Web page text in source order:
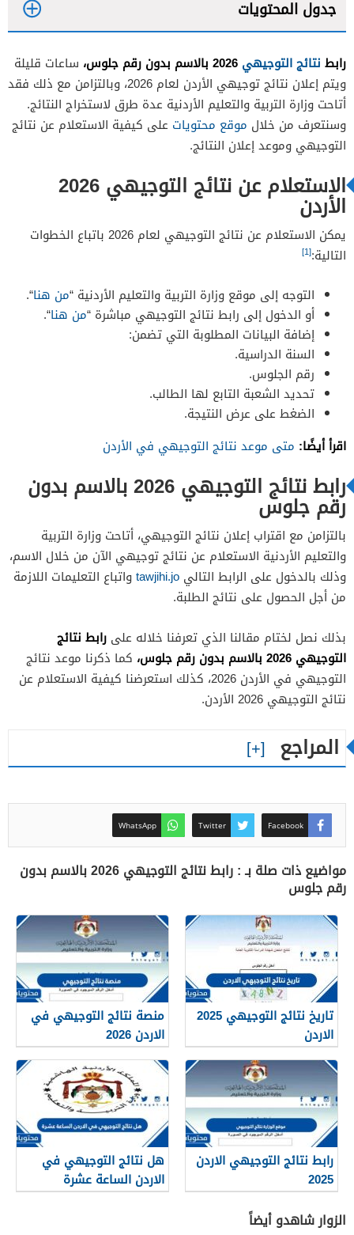
جدول المحتويات
رابط نتائج التوجيهي
ساعات قليلة
ويتم إعلان نتائج توجيهي الأردن لعام 2026، وبالتزامن مع ذلك فقد
أتاحت وزارة التربية والتعليم الأردنية عدة طرق لاستخراج النتائج.
وسنتعرف من خلال موقع محتويات على كيفية الاستعلام عن نتائج
التوجيهي وموعد إعلان النتائج.
الاستعلام عن نتائج التوجيهي 2026
الأردن
يمكن الاستعلام عن نتائج التوجيهي لعام 2026 باتباع الخطوات
التالية:[1]
التوجه إلى موقع وزارة التربية والتعليم الأردنية “من هنا“.
أو الدخول إلى رابط نتائج التوجيهي مباشرة “من هنا“.
إضافة البيانات المطلوبة التي تضمن:
السنة الدراسية.
رقم الجلوس.
تحديد الشعبة التابع لها الطالب.
الضغط على عرض النتيجة.
اقرأ أيضًا: متى موعد نتائج التوجيهي في الأردن
رابط نتائج التوجيهي 2026 بالاسم بدون
رقم جلوس
بالتزامن مع اقتراب إعلان نتائج التوجيهي، أتاحت وزارة التربية
والتعليم الأردنية الاستعلام عن نتائج توجيهي الآن من خلال الاسم،
وذلك بالدخول على الرابط التالي tawjihi.joواتباع التعليمات اللازمة
من أجل الحصول على نتائج الطلبة.
بذلك نصل لختام مقالنا الذي تعرفنا خلاله على رابط نتائج
التوجيهي 2026 بالاسم بدون رقم جلوس،
كما ذكرنا موعد نتائج
التوجيهي في الأردن 2026، كذلك استعرضنا كيفية الاستعلام عن
نتائج التوجيهي 2026 الأردن.
المراجع
Facebook
Twitter
WhatsApp
مواضيع ذات صلة بـ : رابط نتائج التوجيهي 2026 بالاسم بدون
رقم جلوس
تاريخ نتائج التوجيهي 2025
الاردن
منصة نتائج التوجيهي في
الاردن 2026
رابط نتائج التوجيهي الاردن
2025
هل نتائج التوجيهي في
الاردن الساعة عشرة
الزوار شاهدو أيضاً